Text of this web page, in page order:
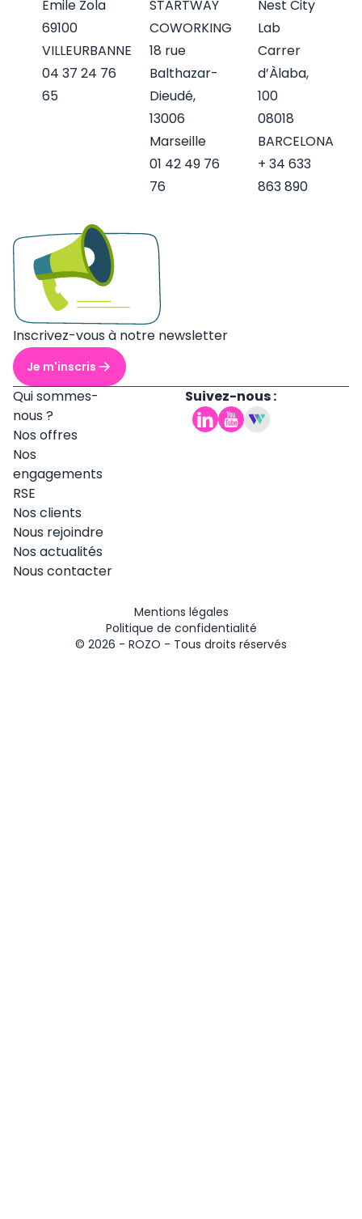
Emile Zola
69100
VILLEURBANNE
04 37 24 76
65
STARTWAY
COWORKING
18 rue
Balthazar-
Dieudé,
13006
Marseille
01 42 49 76
76
Nest City
Lab
Carrer
d’Àlaba,
100
08018
BARCELONA
+ 34 633
863 890
Inscrivez-vous à notre newsletter
Je m'inscris
Qui sommes-
nous ?
Nos offres
Nos
engagements
RSE
Nos clients
Nous rejoindre
Nos actualités
Nous contacter
Suivez-nous :
Mentions légales
Politique de confidentialité
© 2026 - ROZO - Tous droits réservés